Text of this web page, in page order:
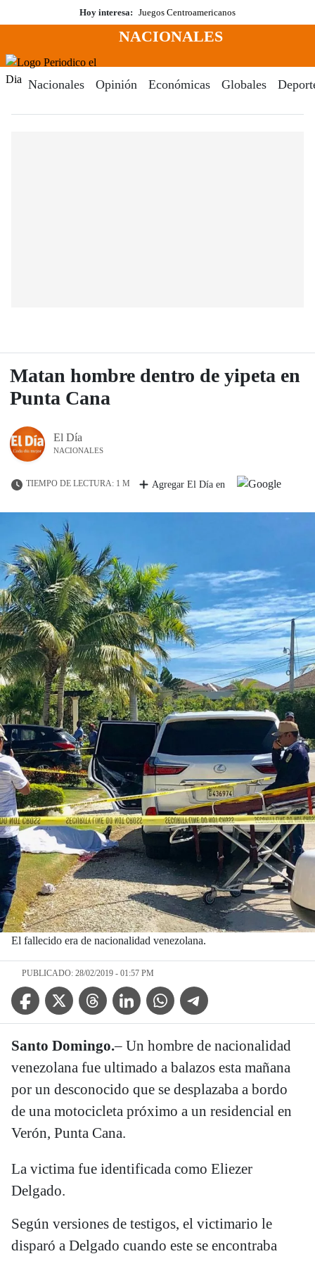
al
Hoy interesa: Juegos Centroamericanos
Menú
NACIONALES
Nacionales Opinión Económicas Globales
Matan hombre dentro de yipeta en
Punta Cana
El Día
NACIONALES
TIEMPO DE LECTURA: 1 M Agregar El Día en
El fallecido era de nacionalidad venezolana.
PUBLICADO: 28/02/2019 - 01:57 PM
Facebook IconTwitter IconThreads IconLinkedin IconWhatsApp IconTelegram Icon
Santo Domingo.– Un hombre de nacionalidad
venezolana fue ultimado a balazos esta mañana
por un desconocido que se desplazaba a bordo
de una motocicleta próximo a un residencial en
Verón, Punta Cana.
La victima fue identificada como Eliezer
Delgado.
Según versiones de testigos, el victimario le
disparó a Delgado cuando este se encontraba